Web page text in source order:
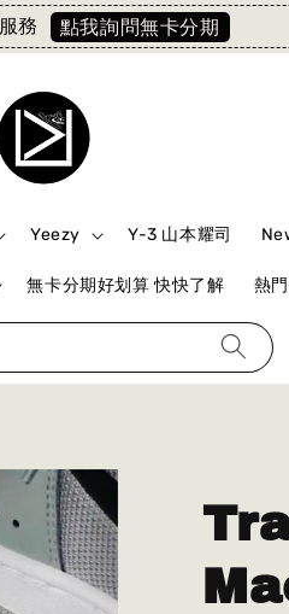
務 點我詢問無卡分期
Yeezy Y-3 山本耀司
無卡分期好划算 快快了解 熱